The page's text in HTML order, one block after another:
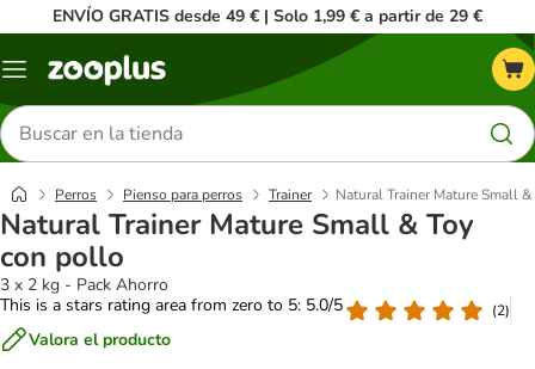
ENVÍO GRATIS desde 49 € | Solo 1,99 € a partir de 29 €
Menú
Buscar
productos
Perros Pienso para perros Trainer Natural Trainer Mature Small
Natural Trainer Mature Small & Toy
con pollo
3 x 2 kg - Pack Ahorro
This is a stars rating area from zero to 5: 5.0/5
(2)
Valora el producto